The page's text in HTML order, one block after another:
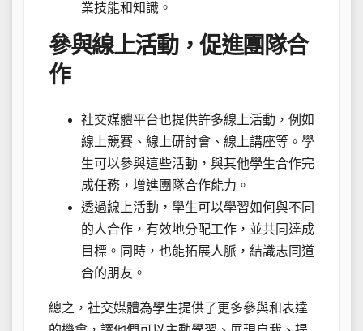
業技能和知識。
參與線上活動，促進團隊合
作
社交媒體平台也提供許多線上活動，例如
線上競賽、線上研討會、線上講座等。學
生可以參與這些活動，與其他學生合作完
成任務，增進團隊合作能力。
透過線上活動，學生可以學習如何與不同
的人合作，有效地分配工作，並共同達成
目標。同時，也能拓展人脈，結識志同道
合的朋友。
總之，社交媒體為學生提供了更多參與和表達